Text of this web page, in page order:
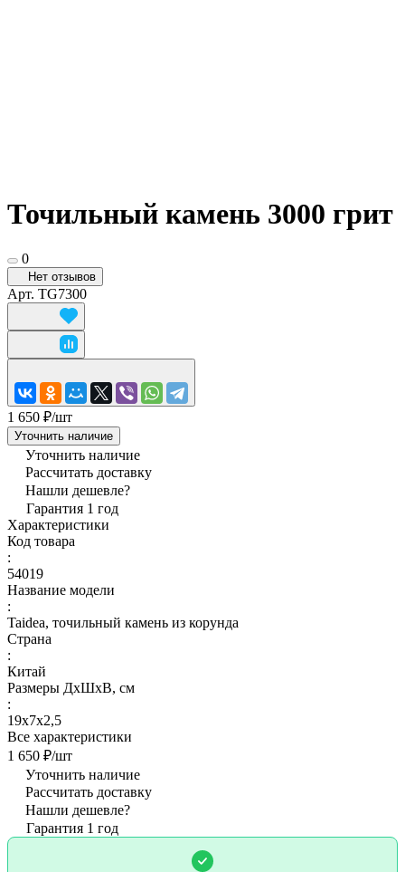
Точильный камень 3000 грит
0
Нет отзывов
Арт. TG7300
1 650 ₽/шт
Уточнить наличие
Уточнить наличие
Рассчитать доставку
Нашли дешевле?
Гарантия 1 год
Характеристики
Код товара
:
54019
Название модели
:
Taidea, точильный камень из корунда
Страна
:
Китай
Размеры ДхШхВ, см
:
19х7х2,5
Все характеристики
1 650 ₽/шт
Уточнить наличие
Рассчитать доставку
Нашли дешевле?
Гарантия 1 год